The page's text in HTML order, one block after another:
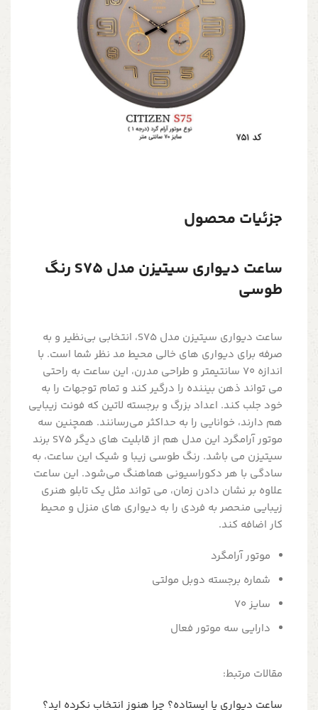
جزئیات محصول
ساعت دیواری سیتیزن مدل S75 رنگ
طوسی
ساعت دیواری سیتیزن مدل S75، انتخابی بی‌نظیر و به
صرفه برای دیواری های خالی محیط مد نظر شما است. با
اندازه 70 سانتیمتر و طراحی مدرن، این ساعت به راحتی
می تواند ذهن بیننده را درگیر کند و تمام توجهات را به
خود جلب کند. اعداد بزرگ و برجسته لاتین که فونت زیبایی
هم دارند، خوانایی را به حداکثر می‌رسانند. همچنین سه
موتور آرامگرد این مدل هم از قابلیت های دیگر S75 برند
سیتیزن می باشد. رنگ طوسی زیبا و شیک این ساعت، به
سادگی با هر دکوراسیونی هماهنگ می‌شود. این ساعت
علاوه بر نشان دادن زمان، می تواند مثل یک تابلو هنری
زیبایی منحصر به فردی را به دیواری های منزل و محیط
کار اضافه کند.
موتور آرامگرد
شماره برجسته دوبل مولتی
سایز 70
دارایی سه موتور فعال
مقالات مرتبط:
ساعت دیواری یا ایستاده؟ چرا هنوز انتخاب نکرده اید؟